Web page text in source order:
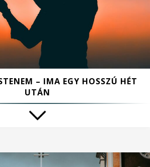
– IMA EGY HOSSZÚ HÉT
UTÁN